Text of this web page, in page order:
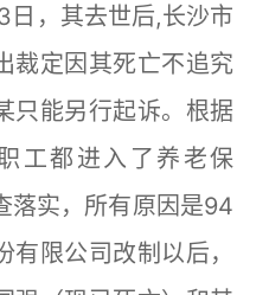
，其去世后,长沙市
裁定因其死亡不追究
只能另行起诉。根据
工都进入了养老保
落实，所有原因是94
限公司改制以后，